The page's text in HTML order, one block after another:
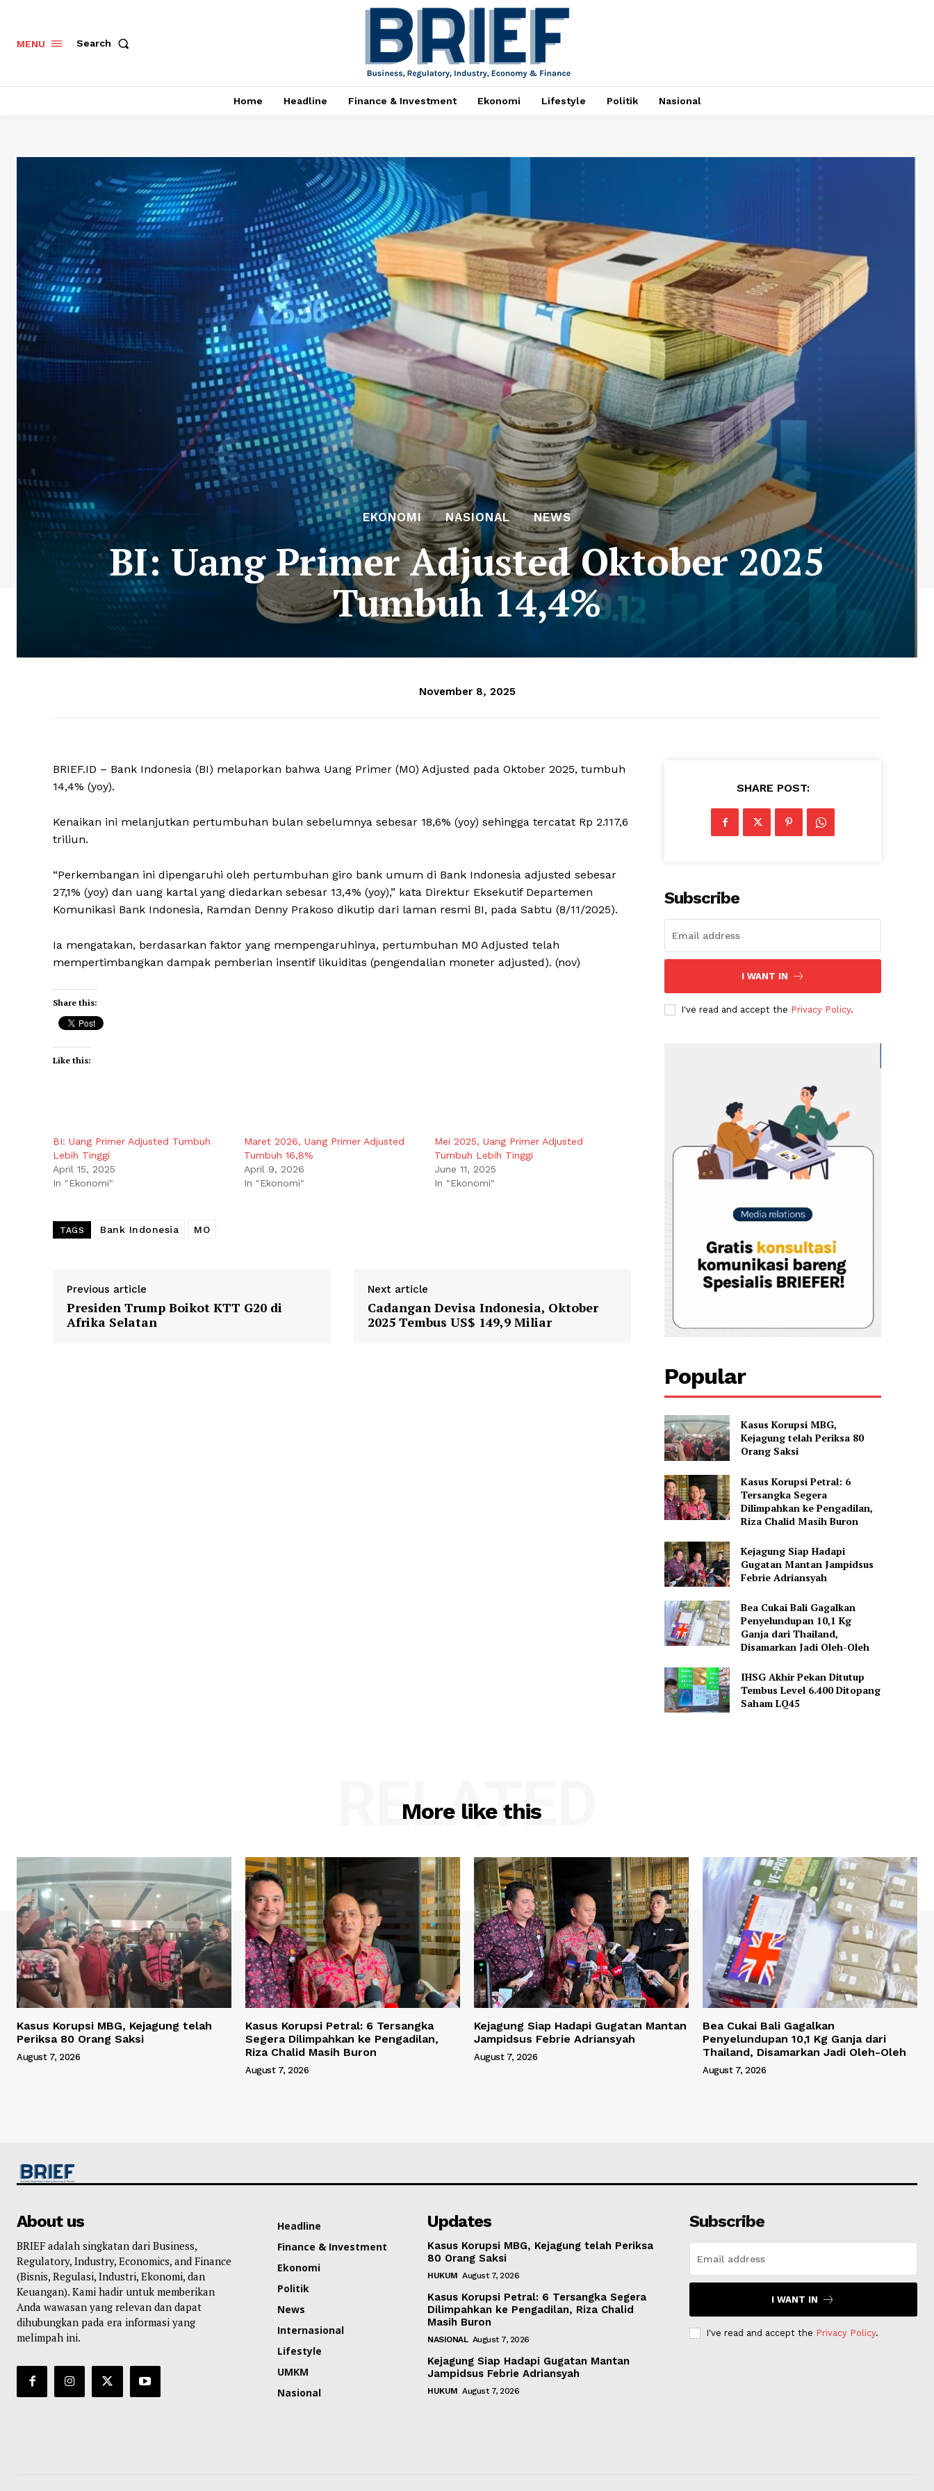
MENU Search
Home Headline Finance & Investment Ekonomi Lifestyle Politik Nasional
EKONOMI NASIONAL NEWS
BI: Uang Primer Adjusted Oktober 2025
Tumbuh 14,4%
November 8, 2025
BRIEF.ID – Bank Indonesia (BI) melaporkan bahwa Uang Primer (M0) Adjusted pada Oktober 2025, tumbuh
14,4% (yoy).
Kenaikan ini melanjutkan pertumbuhan bulan sebelumnya sebesar 18,6% (yoy) sehingga tercatat Rp 2.117,6
triliun.
“Perkembangan ini dipengaruhi oleh pertumbuhan giro bank umum di Bank Indonesia adjusted sebesar
27,1% (yoy) dan uang kartal yang diedarkan sebesar 13,4% (yoy),” kata Direktur Eksekutif Departemen
Komunikasi Bank Indonesia, Ramdan Denny Prakoso dikutip dari laman resmi BI, pada Sabtu (8/11/2025).
Ia mengatakan, berdasarkan faktor yang mempengaruhinya, pertumbuhan M0 Adjusted telah
mempertimbangkan dampak pemberian insentif likuiditas (pengendalian moneter adjusted). (nov)
Share this:
Like this:
BI: Uang Primer Adjusted Tumbuh
Lebih Tinggi
April 15, 2025
In "Ekonomi"
Maret 2026, Uang Primer Adjusted
Tumbuh 16,8%
April 9, 2026
In "Ekonomi"
Mei 2025, Uang Primer Adjusted
Tumbuh Lebih Tinggi
June 11, 2025
In "Ekonomi"
TAGS Bank Indonesia MO
Previous article
Presiden Trump Boikot KTT G20 di
Afrika Selatan
Next article
Cadangan Devisa Indonesia, Oktober
2025 Tembus US$ 149,9 Miliar
SHARE POST:
Subscribe
I WANT IN
I've read and accept the Privacy Policy.
Popular
Kasus Korupsi MBG,
Kejagung telah Periksa 80
Orang Saksi
Kasus Korupsi Petral: 6
Tersangka Segera
Dilimpahkan ke Pengadilan,
Riza Chalid Masih Buron
Kejagung Siap Hadapi
Gugatan Mantan Jampidsus
Febrie Adriansyah
Bea Cukai Bali Gagalkan
Penyelundupan 10,1 Kg
Ganja dari Thailand,
Disamarkan Jadi Oleh-Oleh
IHSG Akhir Pekan Ditutup
Tembus Level 6.400 Ditopang
Saham LQ45
More like this
RELATED
Kasus Korupsi MBG, Kejagung telah
Periksa 80 Orang Saksi
August 7, 2026
Kasus Korupsi Petral: 6 Tersangka
Segera Dilimpahkan ke Pengadilan,
Riza Chalid Masih Buron
August 7, 2026
Kejagung Siap Hadapi Gugatan Mantan
Jampidsus Febrie Adriansyah
August 7, 2026
Bea Cukai Bali Gagalkan
Penyelundupan 10,1 Kg Ganja dari
Thailand, Disamarkan Jadi Oleh-Oleh
August 7, 2026
About us
BRIEF adalah singkatan dari Business,
Regulatory, Industry, Economics, and Finance
(Bisnis, Regulasi, Industri, Ekonomi, dan
Keuangan). Kami hadir untuk memberikan
Anda wawasan yang relevan dan dapat
dihubungkan pada era informasi yang
melimpah ini.
Headline
Finance & Investment
Ekonomi
Politik
News
Internasional
Lifestyle
UMKM
Nasional
Updates
Kasus Korupsi MBG, Kejagung telah Periksa
80 Orang Saksi
HUKUM August 7, 2026
Kasus Korupsi Petral: 6 Tersangka Segera
Dilimpahkan ke Pengadilan, Riza Chalid
Masih Buron
NASIONAL August 7, 2026
Kejagung Siap Hadapi Gugatan Mantan
Jampidsus Febrie Adriansyah
HUKUM August 7, 2026
Subscribe
I WANT IN
I've read and accept the Privacy Policy.